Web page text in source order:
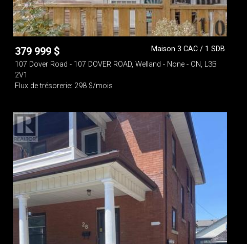
379 999 $
Maison 3 CAC / 1 SDB
107 Dover Road - 107 DOVER ROAD, Welland - None - ON, L3B
2V1
Flux de trésorerie: 298 $/mois